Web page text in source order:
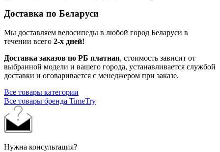
Доставка по Беларуси
Мы доставляем велосипеды в любой город Беларуси в
течении всего 2-х дней!
Доставка заказов по РБ платная, стоимость зависит от
выбранной модели и вашего города, устанавливается службой
доставки и оговаривается с менеджером при заказе.
Все товары категории
Все товары бренда TimeTry
Нужна консультация?